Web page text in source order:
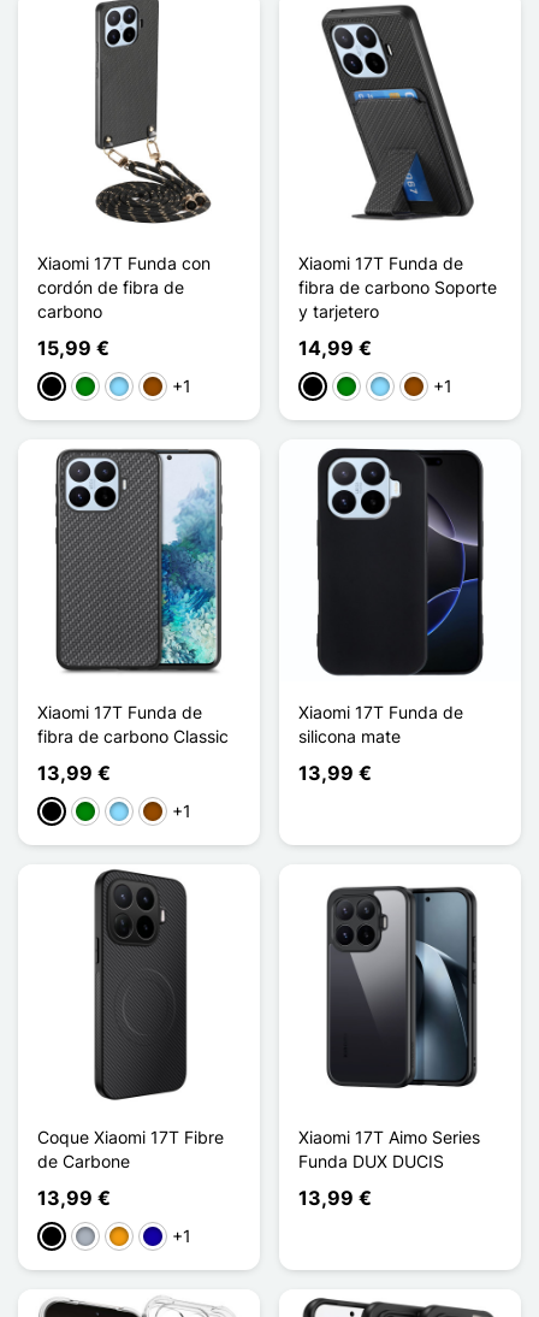
Xiaomi 17T Funda con
cordón de fibra de
carbono
15,99 €
NegroVerdeAzul claro
Marrón
+1
Xiaomi 17T Funda de
fibra de carbono Soporte
y tarjetero
14,99 €
NegroVerdeAzul claro
Marrón
+1
Xiaomi 17T Funda de
fibra de carbono Classic
13,99 €
NegroVerdeAzul claro
Marrón
+1
Xiaomi 17T Funda de
silicona mate
13,99 €
Coque Xiaomi 17T Fibre
de Carbone
13,99 €
NegroGris NaranjaAzul oscuro
+1
Xiaomi 17T Aimo Series
Funda DUX DUCIS
13,99 €